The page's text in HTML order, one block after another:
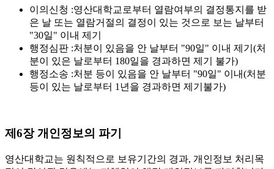
이의신청 :영산대학교로부터 열람여부의 결정통지를 받
은 날 또는 열람거절의 결정이 있는 것으로 보는 날부터
"30일" 이내 제기
행정심판 :처분이 있음을 안 날부터 "90일" 이내 제기(처
분이 있은 날로부터 180일을 경과하면 제기 불가)
행정소송 :처분 등이 있음을 안 날부터 "90일" 이내(처분
등이 있는 날로부터 1년을 경과하면 제기불가)
제6장 개인정보의 파기
영산대학교는 원칙적으로 보유기간의 경과, 개인정보 처리목